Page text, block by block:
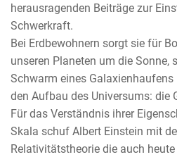
herausragenden Beiträge zur
Schwerkraft.
Bei Erdbewohnern sorgt sie für
unseren Planeten um die Sonne,
Schwarm eines
den Aufbau des Universums: die
Für das Verständnis ihrer
Skala schuf Albert Einstein mit
Relativitätstheorie die auch